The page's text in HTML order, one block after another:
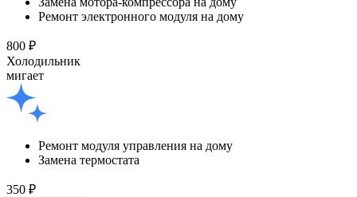
Ремонт электронного модуля на дому
800 ₽
Холодильник
мигает
Ремонт модуля управления на дому
Замена термостата
350 ₽